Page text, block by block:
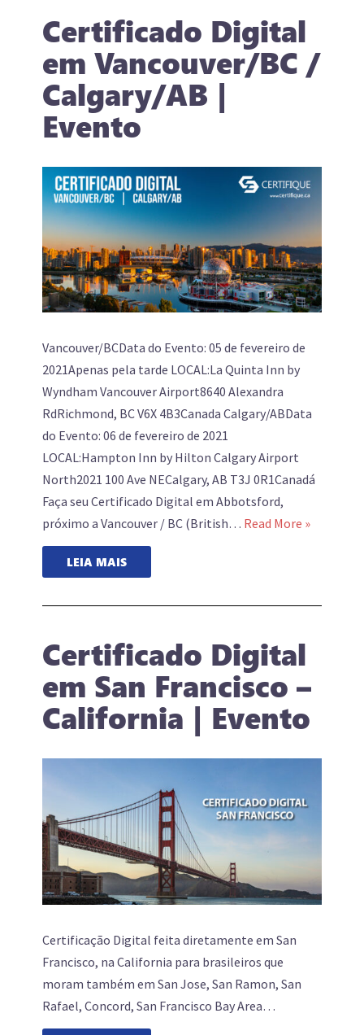
Certificado Digital
em Vancouver/BC /
Calgary/AB |
Evento
Vancouver/BCData do Evento: 05 de fevereiro de
2021Apenas pela tarde LOCAL:La Quinta Inn by
Wyndham Vancouver Airport8640 Alexandra
RdRichmond, BC V6X 4B3Canada Calgary/ABData
do Evento: 06 de fevereiro de 2021
LOCAL:Hampton Inn by Hilton Calgary Airport
North2021 100 Ave NECalgary, AB T3J 0R1Canadá
Faça seu Certificado Digital em Abbotsford,
próximo a Vancouver / BC (British… Read More »
LEIA MAIS
Certificado Digital
em San Francisco –
California | Evento
Certificação Digital feita diretamente em San
Francisco, na California para brasileiros que
moram também em San Jose, San Ramon, San
Rafael, Concord, San Francisco Bay Area…